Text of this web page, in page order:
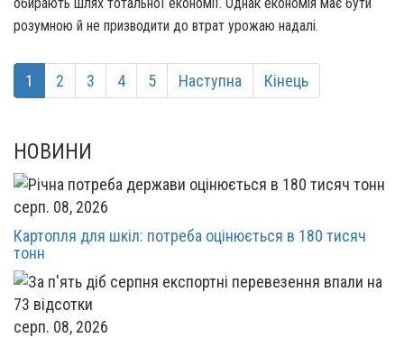
розумною й не призводити до втрат урожаю надалі.
1 2 3 4 5 Наступна Кінець
НОВИНИ
серп. 08, 2026
Картопля для шкіл: потреба оцінюється в 180 тисяч
тонн
серп. 08, 2026